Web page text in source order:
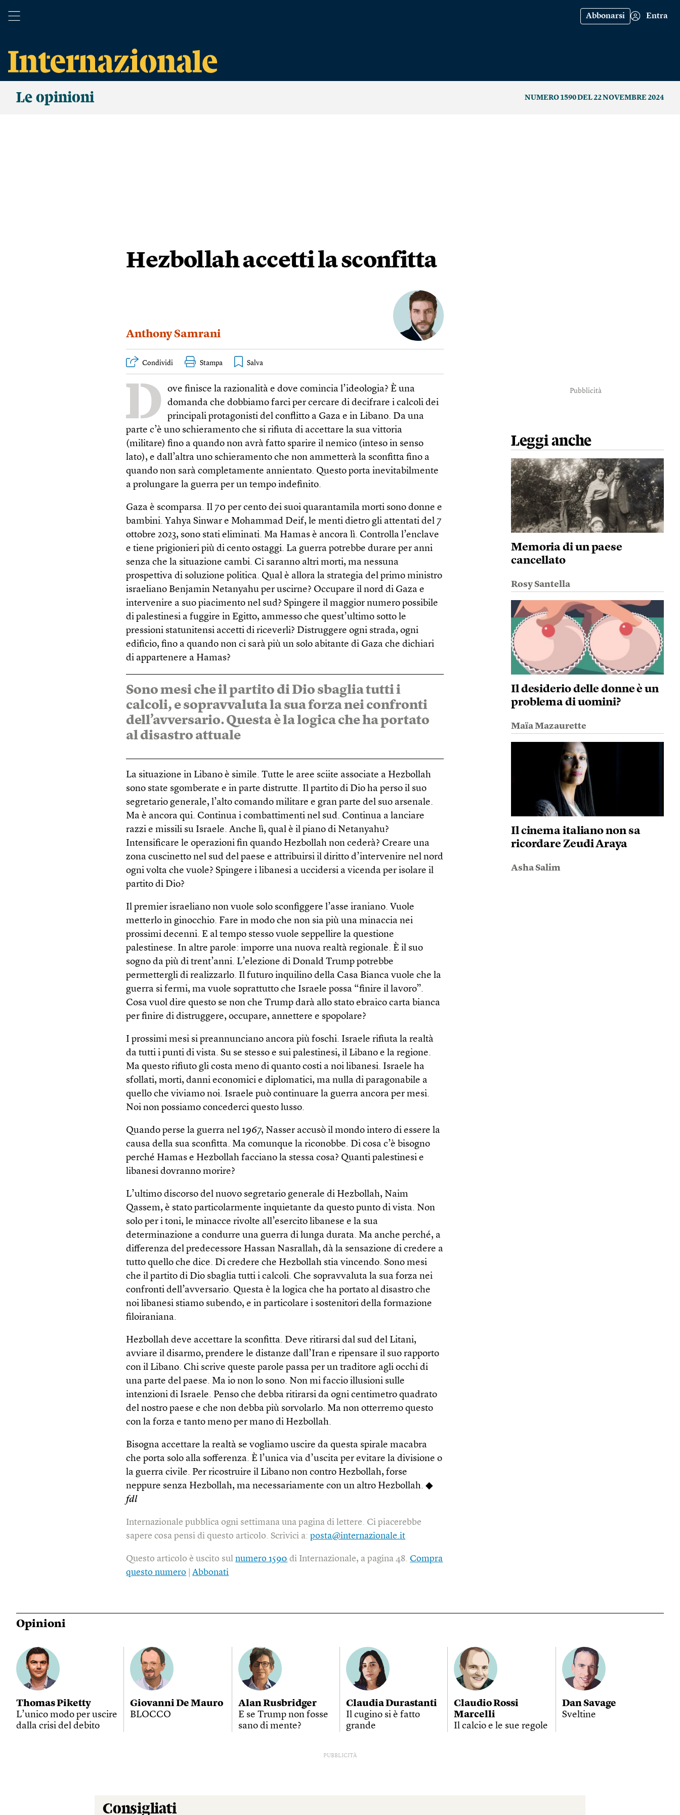
Abbonarsi Entra
Le opinioni NUMERO 1590 DEL 22 NOVEMBRE 2024
Hezbollah accetti la sconfitta
Anthony Samrani
Condividi Stampa
D
ove finisce la razionalità e dove comincia l’ideologia? È una
domanda che dobbiamo farci per cercare di decifrare i calcoli dei
principali protagonisti del conflitto a Gaza e in Libano. Da una
parte c’è uno schieramento che si rifiuta di accettare la sua vittoria
(militare) fino a quando non avrà fatto sparire il nemico (inteso in senso
lato), e dall’altra uno schieramento che non ammetterà la sconfitta fino a
quando non sarà completamente annientato. Questo porta inevitabilmente
a prolungare la guerra per un tempo indefinito.
Gaza è scomparsa. Il 70 per cento dei suoi quarantamila morti sono donne e
bambini. Yahya Sinwar e Mohammad Deif, le menti dietro gli attentati del 7
ottobre 2023, sono stati eliminati. Ma Hamas è ancora lì. Controlla l’enclave
e tiene prigionieri più di cento ostaggi. La guerra potrebbe durare per anni
senza che la situazione cambi. Ci saranno altri morti, ma nessuna
prospettiva di soluzione politica. Qual è allora la strategia del primo ministro
israeliano Benjamin Netanyahu per uscirne? Occupare il nord di Gaza e
intervenire a suo piacimento nel sud? Spingere il maggior numero possibile
di palestinesi a fuggire in Egitto, ammesso che quest’ultimo sotto le
pressioni statunitensi accetti di riceverli? Distruggere ogni strada, ogni
edificio, fino a quando non ci sarà più un solo abitante di Gaza che dichiari
di appartenere a Hamas?
Sono mesi che il partito di Dio sbaglia tutti i
calcoli, e sopravvaluta la sua forza nei confronti
dell’avversario. Questa è la logica che ha portato
al disastro attuale
La situazione in Libano è simile. Tutte le aree sciite associate a Hezbollah
sono state sgomberate e in parte distrutte. Il partito di Dio ha perso il suo
segretario generale, l’alto comando militare e gran parte del suo arsenale.
Ma è ancora qui. Continua i combattimenti nel sud. Continua a lanciare
razzi e missili su Israele. Anche lì, qual è il piano di Netanyahu?
Intensificare le operazioni fin quando Hezbollah non cederà? Creare una
zona cuscinetto nel sud del paese e attribuirsi il diritto d’intervenire nel nord
ogni volta che vuole? Spingere i libanesi a uccidersi a vicenda per isolare il
partito di Dio?
Il premier israeliano non vuole solo sconfiggere l’asse iraniano. Vuole
metterlo in ginocchio. Fare in modo che non sia più una minaccia nei
prossimi decenni. E al tempo stesso vuole seppellire la questione
palestinese. In altre parole: imporre una nuova realtà regionale. È il suo
sogno da più di trent’anni. L’elezione di Donald Trump potrebbe
permettergli di realizzarlo. Il futuro inquilino della Casa Bianca vuole che la
guerra si fermi, ma vuole soprattutto che Israele possa “finire il lavoro”.
Cosa vuol dire questo se non che Trump darà allo stato ebraico carta bianca
per finire di distruggere, occupare, annettere e spopolare?
I prossimi mesi si preannunciano ancora più foschi. Israele rifiuta la realtà
da tutti i punti di vista. Su se stesso e sui palestinesi, il Libano e la regione.
Ma questo rifiuto gli costa meno di quanto costi a noi libanesi. Israele ha
sfollati, morti, danni economici e diplomatici, ma nulla di paragonabile a
quello che viviamo noi. Israele può continuare la guerra ancora per mesi.
Noi non possiamo concederci questo lusso.
Quando perse la guerra nel 1967, Nasser accusò il mondo intero di essere la
causa della sua sconfitta. Ma comunque la riconobbe. Di cosa c’è bisogno
perché Hamas e Hezbollah facciano la stessa cosa? Quanti palestinesi e
libanesi dovranno morire?
L’ultimo discorso del nuovo segretario generale di Hezbollah, Naim
Qassem, è stato particolarmente inquietante da questo punto di vista. Non
solo per i toni, le minacce rivolte all’esercito libanese e la sua
determinazione a condurre una guerra di lunga durata. Ma anche perché, a
differenza del predecessore Hassan Nasrallah, dà la sensazione di credere a
tutto quello che dice. Di credere che Hezbollah stia vincendo. Sono mesi
che il partito di Dio sbaglia tutti i calcoli. Che sopravvaluta la sua forza nei
confronti dell’avversario. Questa è la logica che ha portato al disastro che
noi libanesi stiamo subendo, e in particolare i sostenitori della formazione
filoiraniana.
Hezbollah deve accettare la sconfitta. Deve ritirarsi dal sud del Litani,
avviare il disarmo, prendere le distanze dall’Iran e ripensare il suo rapporto
con il Libano. Chi scrive queste parole passa per un traditore agli occhi di
una parte del paese. Ma io non lo sono. Non mi faccio illusioni sulle
intenzioni di Israele. Penso che debba ritirarsi da ogni centimetro quadrato
del nostro paese e che non debba più sorvolarlo. Ma non otterremo questo
con la forza e tanto meno per mano di Hezbollah.
Bisogna accettare la realtà se vogliamo uscire da questa spirale macabra
che porta solo alla sofferenza. È l’unica via d’uscita per evitare la divisione o
la guerra civile. Per ricostruire il Libano non contro Hezbollah, forse
neppure senza Hezbollah, ma necessariamente con un altro Hezbollah. ◆
fdl
Internazionale pubblica ogni settimana una pagina di lettere. Ci piacerebbe
sapere cosa pensi di questo articolo. Scrivici a:posta@internazionale.it
Questo articolo è uscito sulnumero 1590 di Internazionale, a pagina 48.Compra
questo numero |Abbonati
Pubblicità
Leggi anche
Memoria di un paese
cancellato
Rosy Santella
Il desiderio delle donne è un
problema di uomini?
Maïa Mazaurette
Il cinema italiano non sa
ricordare Zeudi Araya
Asha Salim
Opinioni
Thomas Piketty
L’unico modo per uscire
dalla crisi del debito
Giovanni De Mauro
BLOCCO
Alan Rusbridger
E se Trump non fosse
sano di mente?
Claudia Durastanti
Il cugino si è fatto
grande
Claudio Rossi
Marcelli
Il calcio e le sue regole
Dan Savage
Sveltine
PUBBLICITÀ
Consigliati